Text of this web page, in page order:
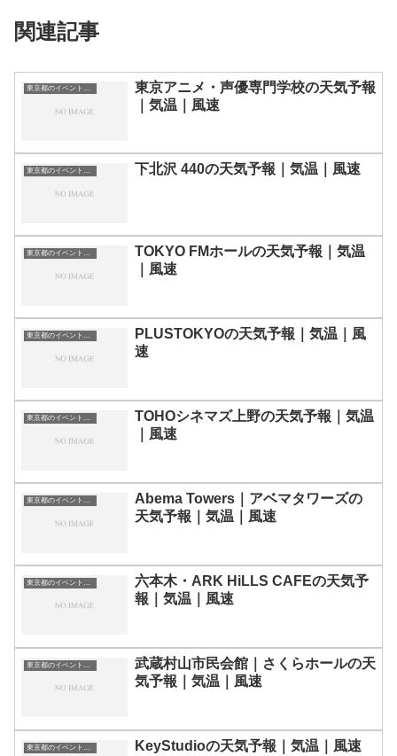
関連記事
東京都のイベント会場一覧
東京アニメ・声優専門学校の天気予報
｜気温｜風速
東京都のイベント会場一覧 下北沢 440の天気予報｜気温｜風速
東京都のイベント会場一覧
TOKYO FMホールの天気予報｜気温
｜風速
東京都のイベント会場一覧
PLUSTOKYOの天気予報｜気温｜風
速
東京都のイベント会場一覧
TOHOシネマズ上野の天気予報｜気温
｜風速
東京都のイベント会場一覧
Abema Towers｜アベマタワーズの
天気予報｜気温｜風速
東京都のイベント会場一覧
六本木・ARK HiLLS CAFEの天気予
報｜気温｜風速
武蔵村山市民会館｜さくらホールの天
気予報｜気温｜風速
KeyStudioの天気予報｜気温｜風速